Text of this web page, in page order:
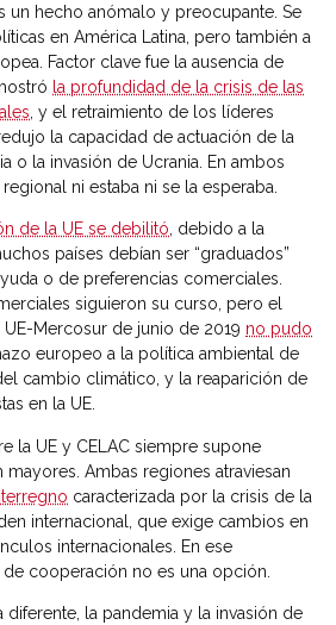
un hecho anómalo y preocupante. Se
en América Latina, pero también a
Factor clave fue la ausencia de
la profundidad de la crisis de las
, y el retraimiento de los líderes
la capacidad de actuación de la
o la invasión de Ucrania. En ambos
ni estaba ni se la esperaba.
de la UE se debilitó , debido a la
países debían ser “graduados”
o de preferencias comerciales.
siguieron su curso, pero el
Mercosur de junio de 2019 no pudo
europeo a la política ambiental de
cambio climático, y la reaparición de
en la UE.
la UE y CELAC siempre supone
Ambas regiones atraviesan
caracterizada por la crisis de la
internacional, que exige cambios en
internacionales. En ese
cooperación no es una opción.
l a pandemia y la invasión de